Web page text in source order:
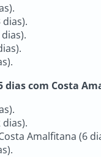
dias).
dias com Costa
dias).
Amalfitana (6